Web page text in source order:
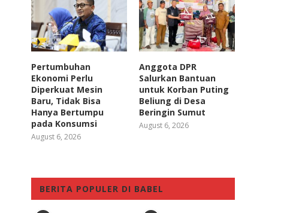
Pertumbuhan
Ekonomi Perlu
Diperkuat Mesin
Baru, Tidak Bisa
Hanya Bertumpu
pada Konsumsi
August 6, 2026
Anggota DPR
Salurkan Bantuan
untuk Korban Puting
Beliung di Desa
Beringin Sumut
August 6, 2026
BERITA POPULER DI BABEL